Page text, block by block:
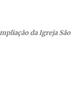
da Igreja São